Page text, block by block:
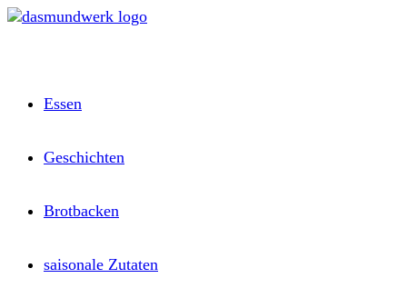
Zum
Essen
Geschichten
Brotbacken
saisonale Zutaten